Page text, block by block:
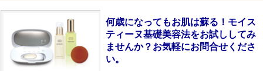
何歳になってもお肌は蘇る！モイス
ティーヌ基礎美容法をお試ししてみ
ませんか？お気軽にお問合せくださ
い。